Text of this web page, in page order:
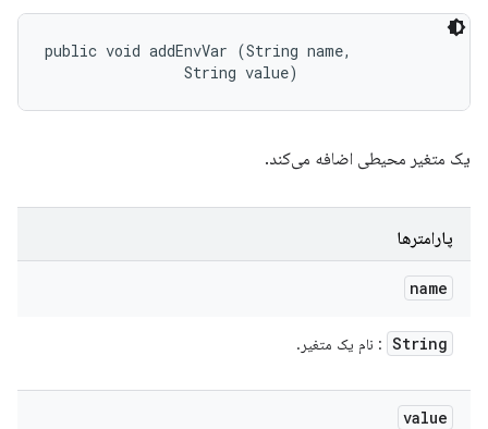
public void addEnvVar (String name,
                String value)
یک متغیر محیطی اضافه می‌کند.
پارامترها
name
String : نام یک متغیر.
value